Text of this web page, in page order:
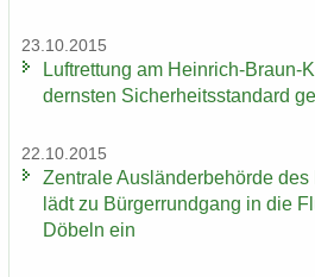
23.10.2015
Luft­ret­tung am Heinrich-​
derns­ten Si­cher­heits­stan­dard
22.10.2015
Zen­tra­le Aus­län­der­be­hör­de
lädt zu Bür­ger­rund­gang in die
Dö­beln ein